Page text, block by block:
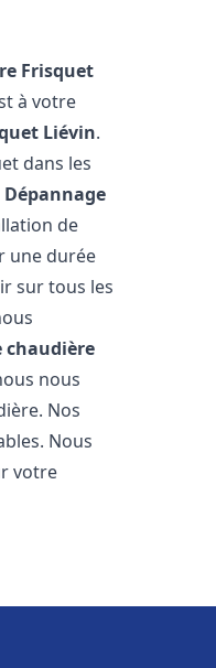
Frisquet
à votre
Liévin.
dans les
de
une durée
sur tous les
nous
Nos
Nous
votre